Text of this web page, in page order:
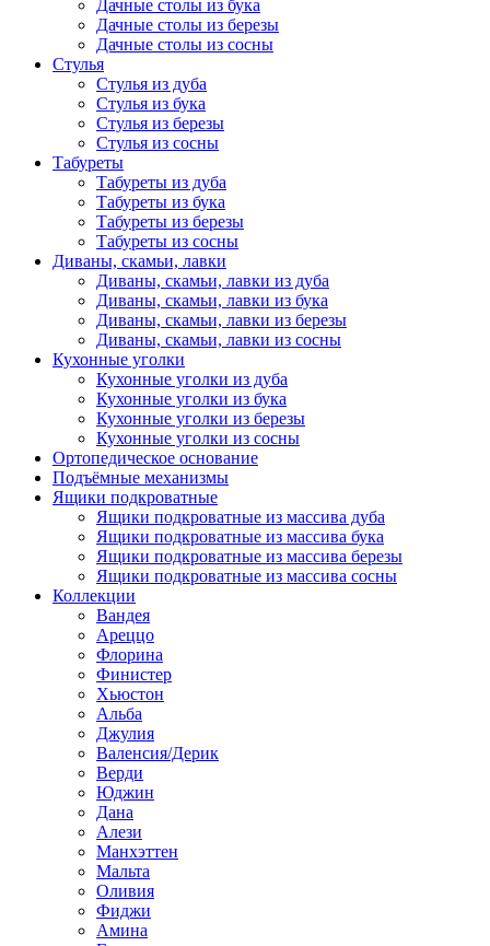
Дачные столы из бука
Дачные столы из березы
Дачные столы из сосны
Стулья
Стулья из дуба
Стулья из бука
Стулья из березы
Стулья из сосны
Табуреты
Табуреты из дуба
Табуреты из бука
Табуреты из березы
Табуреты из сосны
Диваны, скамьи, лавки
Диваны, скамьи, лавки из дуба
Диваны, скамьи, лавки из бука
Диваны, скамьи, лавки из березы
Диваны, скамьи, лавки из сосны
Кухонные уголки
Кухонные уголки из дуба
Кухонные уголки из бука
Кухонные уголки из березы
Кухонные уголки из сосны
Ортопедическое основание
Подъёмные механизмы
Ящики подкроватные
Ящики подкроватные из массива дуба
Ящики подкроватные из массива бука
Ящики подкроватные из массива березы
Ящики подкроватные из массива сосны
Коллекции
Вандея
Ареццо
Флорина
Финистер
Хьюстон
Альба
Джулия
Валенсия/Дерик
Верди
Юджин
Дана
Алези
Манхэттен
Мальта
Оливия
Фиджи
Амина